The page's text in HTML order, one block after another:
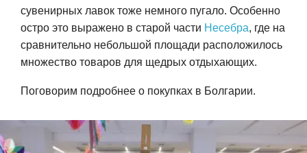
сувенирных лавок тоже немного пугало. Особенно
остро это выражено в старой части Несебра, где на
сравнительно небольшой площади расположилось
множество товаров для щедрых отдыхающих.
Поговорим подробнее о покупках в Болгарии.